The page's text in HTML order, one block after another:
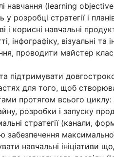
навчання (learning
розробці стратегії і
і корисні навчальні
інфографіку, візуальні
проводити майстер
підтримувати
для того, щоб
протягом всього циклу:
розробки і запуску
стратегії (канали,
забезпечення
навчальні ініціативи